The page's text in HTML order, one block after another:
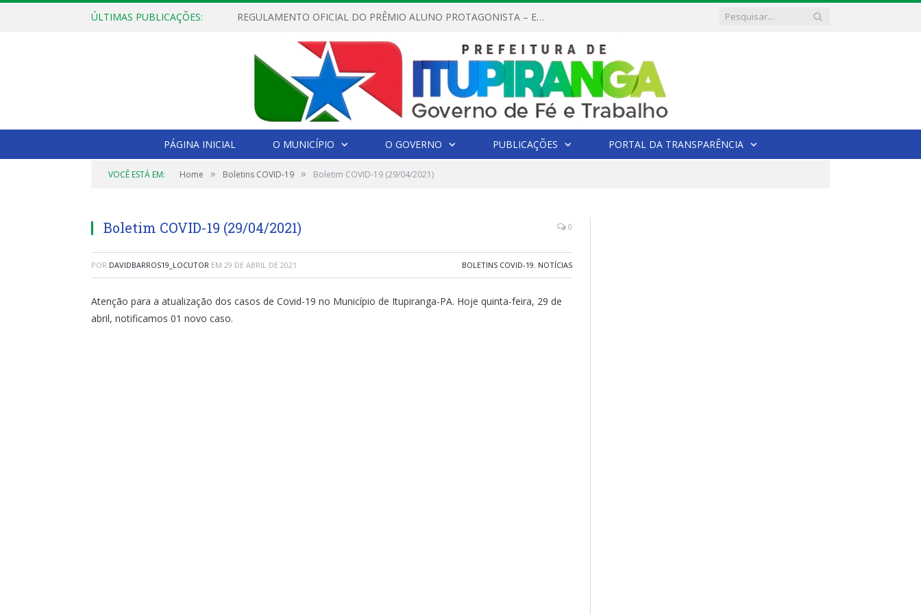
ÚLTIMAS PUBLICAÇÕES: REGULAMENTO OFICIAL DO PRÊMIO ALUNO PROTAGONISTA – EDIÇÃO 2026
PÁGINA INICIAL O MUNICÍPIO O GOVERNO PUBLICAÇÕES PORTAL DA TRANSPARÊNCIA
VOCÊ ESTÁ EM: Home » Boletins COVID-19 » Boletim COVID-19 (29/04/2021)
Boletim COVID-19 (29/04/2021) 0
POR DAVIDBARROS19_LOCUTOR EM 29 DE ABRIL DE 2021 BOLETINS COVID-19, NOTÍCIAS
Atenção para a atualização dos casos de Covid-19 no Município de Itupiranga-PA. Hoje quinta-feira, 29 de
abril, notificamos 01 novo caso.